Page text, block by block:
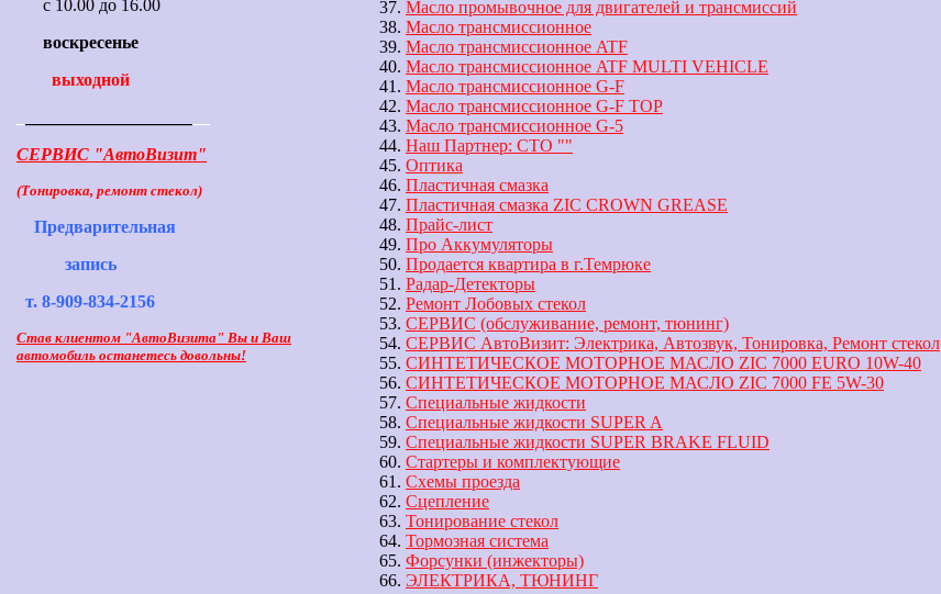
с 10.00 до 16.00
воскресенье
выходной
СЕРВИС "АвтоВизит"
(Тонировка, ремонт стекол)
Предварительная
запись
т. 8-909-834-2156
Став клиентом "АвтоВизита" Вы и Ваш
автомобиль останетесь довольны!
Масло промывочное для двигателей и трансмиссий
Масло трансмиссионное
Масло трансмиссионное ATF
Масло трансмиссионное ATF MULTI VEHICLE
Масло трансмиссионное G-F
Масло трансмиссионное G-F TOP
Масло трансмиссионное G-5
Наш Партнер: СТО ""
Оптика
Пластичная смазка
Пластичная смазка ZIC CROWN GREASE
Прайс-лист
Про Аккумуляторы
Продается квартира в г.Темрюке
Радар-Детекторы
Ремонт Лобовых стекол
СЕРВИС (обслуживание, ремонт, тюнинг)
СЕРВИС АвтоВизит: Электрика, Автозвук, Тонировка, Ремонт стекол
СИНТЕТИЧЕСКОЕ МОТОРНОЕ МАСЛО ZIC 7000 EURO 10W-40
СИНТЕТИЧЕСКОЕ МОТОРНОЕ МАСЛО ZIC 7000 FE 5W-30
Специальные жидкости
Специальные жидкости SUPER A
Специальные жидкости SUPER BRAKE FLUID
Стартеры и комплектующие
Схемы проезда
Сцепление
Тонирование стекол
Тормозная система
Форсунки (инжекторы)
ЭЛЕКТРИКА, ТЮНИНГ